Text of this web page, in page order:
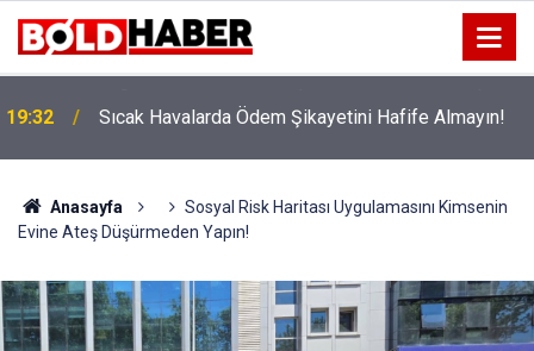
19:32 Sıcak Havalarda Ödem Şikayetini Hafife Almayın!
Anasayfa
Sosyal Risk Haritası Uygulamasını Kimsenin
Evine Ateş Düşürmeden Yapın!